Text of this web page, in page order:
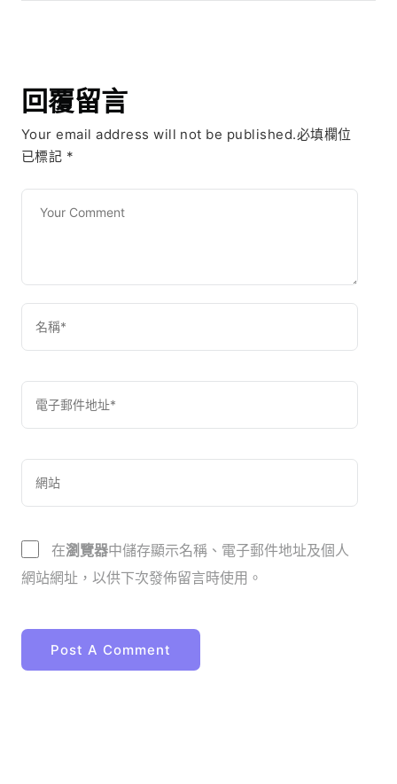
回覆留言
Your email address will not be published.必填欄位
已標記 *
在瀏覽器中儲存顯示名稱、電子郵件地址及個人
網站網址，以供下次發佈留言時使用。